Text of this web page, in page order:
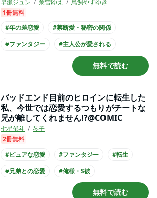
1冊無料
#年の差恋愛
#禁断愛・秘密の関係
#ファンタジー
#主人公が愛される
#長身男子無料で読む
バッドエンド目前のヒロインに転生した
私、今世では恋愛するつもりがチートな
兄が離してくれません!?@COMIC
七星郁斗
琴子
2冊無料
#ピュアな恋愛
#ファンタジー
#転生
#兄弟との恋愛
#俺様・S彼
#主人公が10代女性
無料で読む